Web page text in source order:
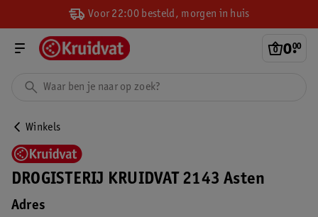
Voor 22:00 besteld, morgen in huis
0.
00
Winkels
DROGISTERIJ KRUIDVAT 2143 Asten
Adres